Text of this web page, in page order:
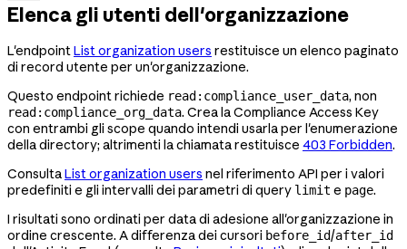
Elenca gli utenti dell'organizzazione
L'endpoint List organization users restituisce un elenco paginato
di record utente per un'organizzazione.
Questo endpoint richiede read:compliance_user_data, non
read:compliance_org_data. Crea la Compliance Access Key
con entrambi gli scope quando intendi usarla per l'enumerazione
della directory; altrimenti la chiamata restituisce 403 Forbidden.
ConsultaList organization users nel riferimento API per i valori
predefiniti e gli intervalli dei parametri di query limit e page.
I risultati sono ordinati per data di adesione all'organizzazione in
ordine crescente. A differenza dei cursori before_id/after_id